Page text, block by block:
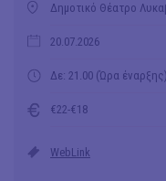
Δημοτικό Θέατρο
20.07.2026
Δε: 21.00 (Ώρα
€22-€18
WebLink